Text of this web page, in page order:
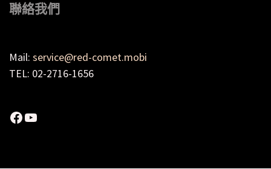
聯絡我們
Mail: service@red-comet.mobi
TEL: 02-2716-1656
Facebook
YouTube